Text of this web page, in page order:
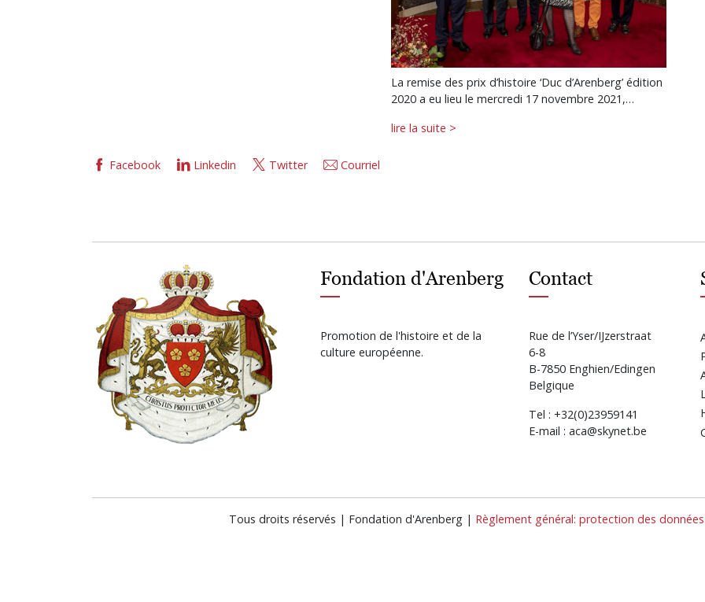
La remise des prix d’histoire ‘Duc d’Arenberg’ édition
2020 a eu lieu le mercredi 17 novembre 2021,…
lire la suite >
Facebook Linkedin Twitter Courriel
Fondation d'Arenberg
Promotion de l'histoire et de la
culture européenne.
Contact
Rue de l’Yser/IJzerstraat
6-8
B-7850 Enghien/Edingen
Belgique
Tel : +32(0)23959141
E-mail : aca@skynet.be
Tous droits réservés | Fondation d'Arenberg | Règlement général: protection des